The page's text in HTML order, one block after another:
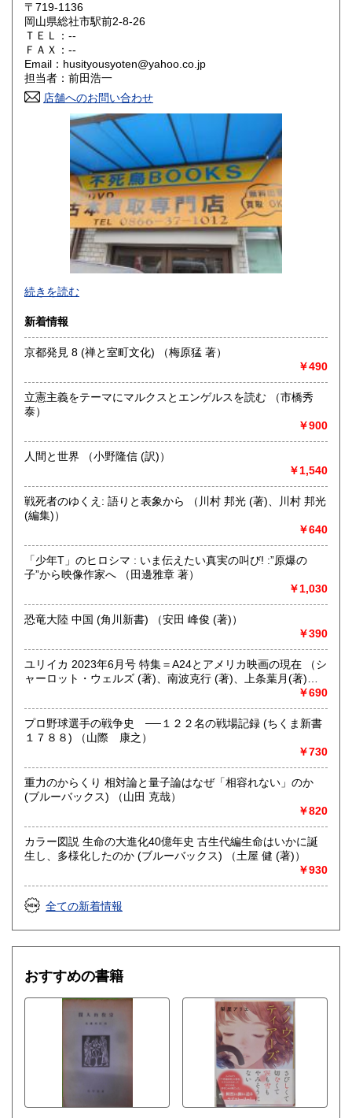
大阪府 300円
奈良県
鳥取県
300円 広島県
300円 徳島県
300円 愛媛県
300円 福岡県
300円 長崎県
熊本県
宮崎県
沖縄県 300円
〒719-1136
岡山県総社市駅前2-8-26
ＴＥＬ：--
ＦＡＸ：--
Email：husityousyoten@yahoo.co.jp
担当者：前田浩一
店舗へのお問い合わせ
不死鳥BOOKSでは、書籍だけでなくCD、DVD、レコード、
ゲーム、おもちゃ、骨董品まであらゆるものの買い取りがで
にお問い合わせください。出張費は、無料です。
沿線名：伯備線・桃太郎線(吉備線)
営業時間：9時から17時
定休日：年中無休
不死鳥BOOKSでは、書籍だけでなくCD、DVD、レコード、
ゲーム、おもちゃ、骨董品まであらゆるものの買い取りがで
にお問い合わせください。出張費は、無料です。
哲学宗教、歴史、社会科学、自然科学、美術工芸、趣味、外
国書、サブカルチャー、古書一般（その他）
オールジャンル
続きを読む
新着情報
京都発見 8 (禅と室町文化) （梅原猛 著）
￥490
立憲主義をテーマにマルクスとエンゲルスを読む （市橋秀
泰）
￥900
人間と世界 （小野隆信 (訳)）
￥1,540
戦死者のゆくえ: 語りと表象から （川村 邦光 (著)、川村 邦光
(編集)）
￥640
「少年T」のヒロシマ : いま伝えたい真実の叫び! :”原爆の
子”から映像作家へ （田邊雅章 著）
￥1,030
恐竜大陸 中国 (角川新書) （安田 峰俊 (著)）
￥390
ユリイカ 2023年6月号 特集＝A24とアメリカ映画の現在 （シ
ャーロット・ウェルズ (著)、南波克行 (著)、上条葉月(著)、
￥690
プロ野球選手の戦争史 ──１２２名の戦場記録 (ちくま新書
１７８８) （山際 康之）
￥730
重力のからくり 相対論と量子論はなぜ「相容れない」のか
(ブルーバックス) （山田 克哉）
￥820
カラー図説 生命の大進化40億年史 古生代編生命はいかに誕
生し、多様化したのか (ブルーバックス) （土屋 健 (著)）
￥930
全ての新着情報
おすすめの書籍